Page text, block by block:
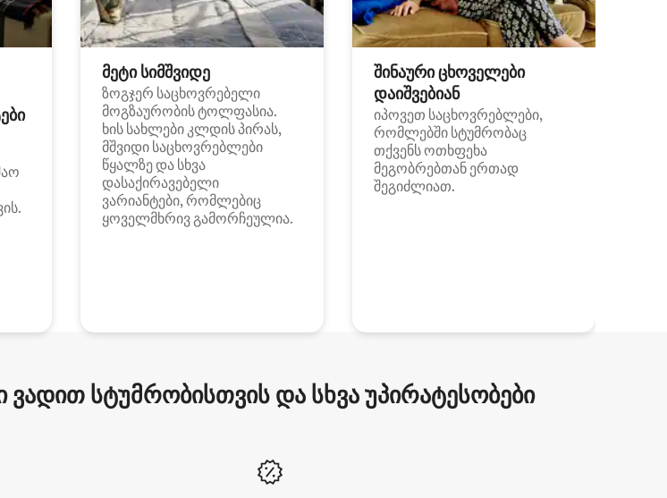
მეტი სიმშვიდე
ზოგჯერ საცხოვრებელი
მოგზაურობის ტოლფასია.
ხის სახლები კლდის პირას,
მშვიდი საცხოვრებლები
წყალზე და სხვა
დასაქირავებელი
ვარიანტები, რომლებიც
ყოველმხრივ გამორჩეულია.
შინაური ცხოველები
დაიშვებიან
იპოვეთ საცხოვრებლები,
რომლებში სტუმრობაც
თქვენს ოთხფეხა
მეგობრებთან ერთად
შეგიძლიათ.
სტუმრობისთვის და სხვა უპირატესობები